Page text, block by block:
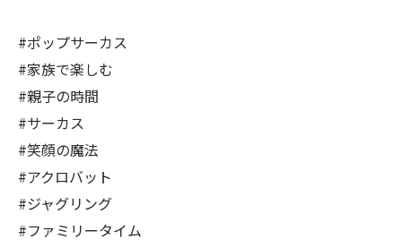
#ポップサーカス
#家族で楽しむ
#親子の時間
#サーカス
#笑顔の魔法
#アクロバット
#ジャグリング
#ファミリータイム